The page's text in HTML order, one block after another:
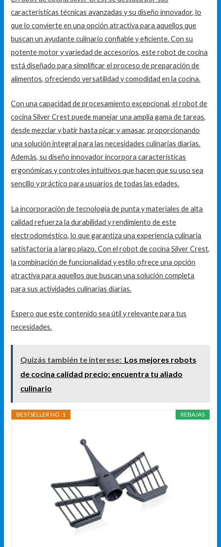
características técnicas avanzadas y su diseño innovador, lo
que lo convierte en una opción atractiva para aquellos que
buscan un ayudante culinario confiable y eficiente. Con su
potente motor y variedad de accesorios, este robot de cocina
está diseñado para simplificar el proceso de preparación de
alimentos, ofreciendo versatilidad y comodidad en la cocina.
Con una capacidad de procesamiento excepcional, el robot de
cocina Silver Crest puede manejar una amplia gama de tareas,
desde mezclar y batir hasta picar y amasar, proporcionando
una solución integral para las necesidades culinarias diarias.
Además, su diseño innovador incorpora características
ergonómicas y controles intuitivos que hacen que su uso sea
sencillo y práctico para usuarios de todas las edades.
La incorporación de tecnología de punta y materiales de alta
calidad refuerza la durabilidad y rendimiento de este
electrodoméstico, lo que garantiza una experiencia culinaria
satisfactoria a largo plazo. Con el robot de cocina Silver Crest,
la combinación de funcionalidad y estilo ofrece una opción
atractiva para aquellos que buscan una solución completa
para sus actividades culinarias diarias.
Espero que este contenido sea útil y relevante para tus
necesidades.
Quizás también te interese: Los mejores robots
de cocina calidad precio: encuentra tu aliado
culinario
REBAJAS
BESTSELLER NO. 1